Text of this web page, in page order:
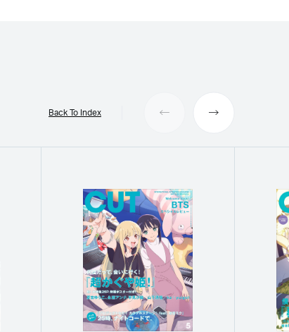
Back To Index